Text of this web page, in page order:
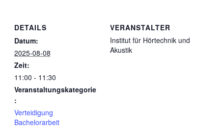
DETAILS
Datum:
2025-08-08
Zeit:
11:00 - 11:30
Veranstaltungskategorie
:
Verteidigung
Bachelorarbeit
VERANSTALTER
Institut für Hörtechnik und
Akustik